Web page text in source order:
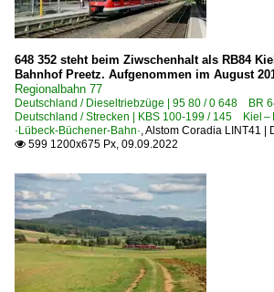
648 352 steht beim Ziwschenhalt als RB84
Bahnhof Preetz. Aufgenommen im August
Regionalbahn 77
Deutschland / Dieseltriebzüge | 95 80 / 0 648 BR
Deutschland / Strecken | KBS 100-199 / 145 Kiel
·Lübeck-Büchener-Bahn·,Alstom Coradia LINT41 |
 599 1200x675 Px, 09.09.2022